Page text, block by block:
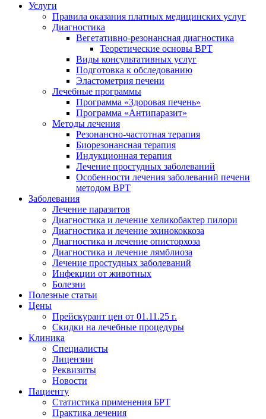
Услуги
Правила оказания платных медицинских услуг
Диагностика
Вегетативно-резонансная диагностика
Теоретические основы ВРТ
Виды консультативных услуг
Подготовка к обследованию
Эластометрия печени
Лечебные программы
Программа «Здоровая печень»
Программа «Антипаразит»
Методы лечения
Резонансно-частотная терапия
Биорезонансная терапия
Индукционная терапия
Лечение простудных заболеваний
Особенности лечения заболеваний печени
методом ВРТ
Заболевания
Лечение паразитов
Диагностика и лечение хеликобактер пилори
Диагностика и лечение эхинококкоза
Диагностика и лечение описторхоза
Диагностика и лечение лямблиоза
Лечение простудных заболеваний
Инфекции от животных
Болезни
Полезные статьи
Цены
Прейскурант цен от 01.11.25 г.
Скидки на лечебные процедуры
Клиника
Специалисты
Лицензии
Реквизиты
Новости
Пациенту
Статистика применения БРТ
Практика лечения